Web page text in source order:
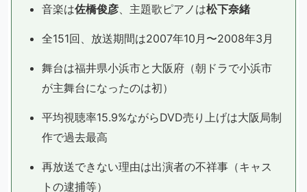
音楽は佐橋俊彦 、主題歌ピアノは松下奈緒
全151回、放送期間は2007年10月〜2008年3月
舞台は福井県小浜市と大阪府（朝ドラで小浜市
が主舞台になったのは初）
平均視聴率15.9%ながらDVD売り上げは大阪局制
作で過去最高
再放送できない理由は出演者の不祥事（キャス
トの逮捕等）